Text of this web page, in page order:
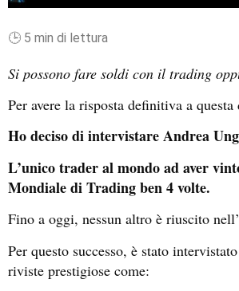
🕒 5 min di lettura
Si possono fare soldi con il trading
Per avere la risposta definitiva a
Ho deciso di intervistare Andrea
L’unico trader al mondo ad aver
Mondiale di Trading ben 4 volte.
Fino a oggi, nessun altro è riuscito
Per questo successo, è stato
riviste prestigiose come: